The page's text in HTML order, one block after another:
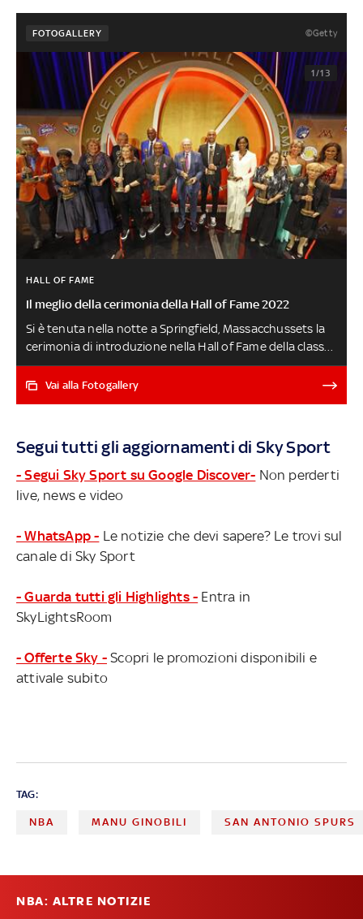
FOTOGALLERY ©Getty
1/13
HALL OF FAME
Il meglio della cerimonia della Hall of Fame 2022
Si è tenuta nella notte a Springfield, Massacchussets la
cerimonia di introduzione nella Hall of Fame della classe
del 2022. Manu Ginobili, Tim Hardaway, Swin Cash, Bob
Huggins, Del Harris, Lindsay Whalen, Marianne Stanley,
pallacanestro. Ecco le foto della serata
Vai alla Fotogallery
Segui tutti gli aggiornamenti di Sky Sport
- Segui Sky Sport su Google Discover- Non perderti
live, news e video
- WhatsApp - Le notizie che devi sapere? Le trovi sul
canale di Sky Sport
- Guarda tutti gli Highlights - Entra in
SkyLightsRoom
- Offerte Sky - Scopri le promozioni disponibili e
attivale subito
TAG:
NBA MANU GINOBILI SAN ANTONIO SPURS
NBA: ALTRE NOTIZIE